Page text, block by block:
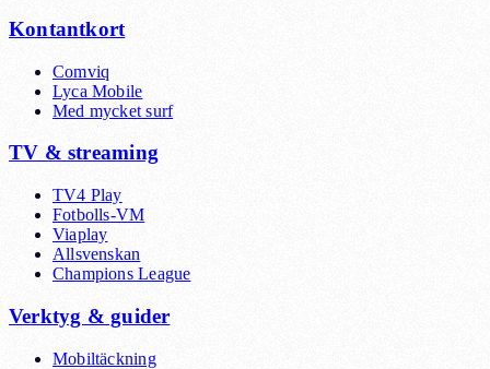
Kontantkort
Comviq
Lyca Mobile
Med mycket surf
TV & streaming
TV4 Play
Fotbolls-VM
Viaplay
Allsvenskan
Champions League
Verktyg & guider
Mobiltäckning